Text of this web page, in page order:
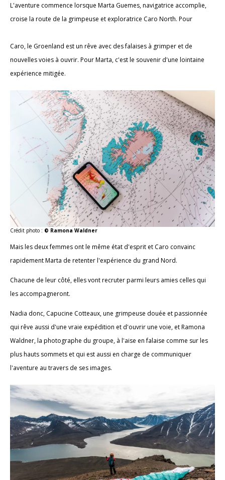
L'aventure commence lorsque Marta Guemes, navigatrice accomplie,
croise la route de la grimpeuse et exploratrice Caro North. Pour
Caro, le Groenland est un rêve avec des falaises à grimper et de
nouvelles voies à ouvrir. Pour Marta, c'est le souvenir d'une lointaine
expérience mitigée.
Crédit photo : © Ramona Waldner
Mais les deux femmes ont le même état d'esprit et Caro convainc
rapidement Marta de retenter l'expérience du grand Nord.
Chacune de leur côté, elles vont recruter parmi leurs amies celles qui
les accompagneront.
Nadia donc, Capucine Cotteaux, une grimpeuse douée et passionnée
qui rêve aussi d'une vraie expédition et d'ouvrir une voie, et Ramona
Waldner, la photographe du groupe, à l'aise en falaise comme sur les
plus hauts sommets et qui est aussi en charge de communiquer
l'aventure au travers de ses images.